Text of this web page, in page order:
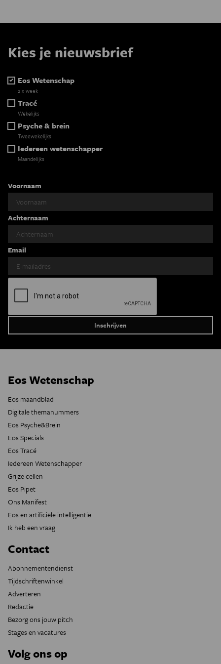
Kies je nieuwsbrief
Eos Wetenschap
2 x week
Tracé
Wekelijks
Psyche & brein
Tweewekelijks
Iedereen wetenschapper
Maandelijks
Voornaam
Achternaam
Email
Eos Wetenschap
Eos maandblad
Digitale themanummers
Eos Psyche&Brein
Eos Specials
Eos Tracé
Iedereen Wetenschapper
Grijze cellen
Eos Pipet
Ons Manifest
Eos en artificiële intelligentie
Ik heb een vraag
Contact
Abonnementendienst
Tijdschriftenwinkel
Adverteren
Redactie
Bezorg ons jouw pitch
Stages en vacatures
Volg ons op